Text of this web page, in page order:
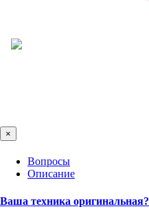
×
Вопросы
Описание
Ваша техника оригинальная?